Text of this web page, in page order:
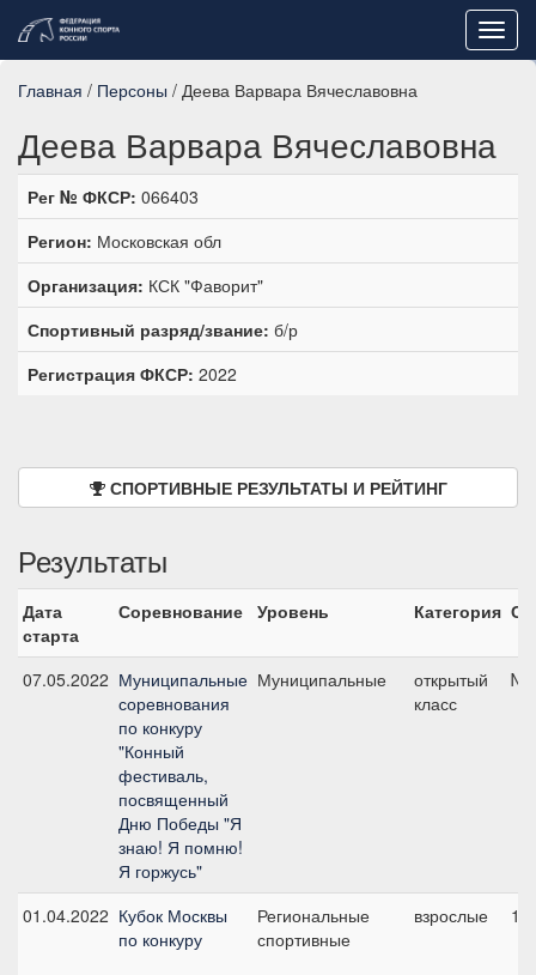
Главная / Персоны / Деева Варвара Вячеславовна
Деева Варвара Вячеславовна
Рег № ФКСР: 066403
Регион: Московская обл
Организация: КСК "Фаворит"
Спортивный разряд/звание: б/р
Регистрация ФКСР: 2022
СПОРТИВНЫЕ РЕЗУЛЬТАТЫ И РЕЙТИНГ
Результаты
Дата
старта
Соревнование Уровень Категория
07.05.2022 Муниципальные
соревнования
по конкуру
"Конный
фестиваль,
посвященный
Дню Победы "Я
знаю! Я помню!
Я горжусь"
Муниципальные
открытый
класс
01.04.2022 Кубок Москвы
по конкуру
Региональные
спортивные
взрослые 1,